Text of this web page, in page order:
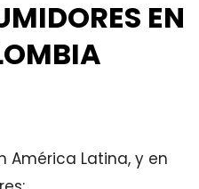
EN
América Latina, y en